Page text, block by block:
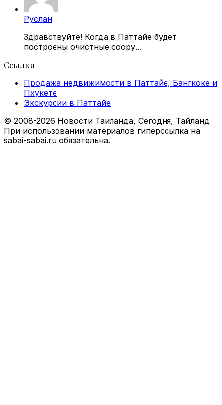
Руслан
Здравствуйте! Когда в Паттайе будет
построены очистные соору...
Ссылки
Продажа недвижимости в Паттайе, Бангкоке и
Пхукете
Экскурсии в Паттайе
© 2008-2026 Новости Таиланда, Сегодня, Тайланд
При использовании материалов гиперссылка на
sabai-sabai.ru обязательна.